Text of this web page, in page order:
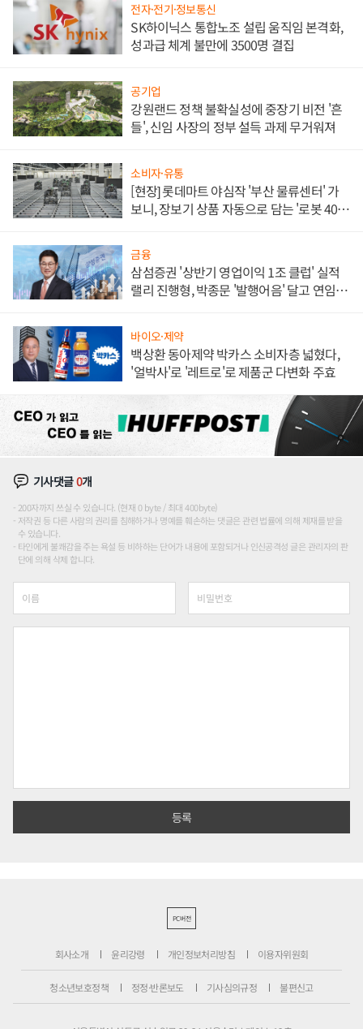
전자·전기·정보통신
SK하이닉스 통합노조 설립 움직임 본격화,
성과급 체계 불만에 3500명 결집
공기업
강원랜드 정책 불확실성에 중장기 비전 '흔
들', 신임 사장의 정부 설득 과제 무거워져
소비자·유통
[현장] 롯데마트 야심작 '부산 물류센터' 가
보니, 장보기 상품 자동으로 담는 '로봇 400
금융
삼섬증권 '상반기 영업이익 1조 클럽' 실적
랠리 진행형, 박종문 '발행어음' 달고 연임 향
바이오·제약
백상환 동아제약 박카스 소비자층 넓혔다,
'얼박사'로 '레트로'로 제품군 다변화 주효
기사댓글0개
200자까지 쓰실 수 있습니다. (현재 0 byte / 최대 400byte)
저작권 등 다른 사람의 권리를 침해하거나 명예를 훼손하는 댓글은 관련 법률에 의해 제재를 받을
수 있습니다.
타인에게 불쾌감을 주는 욕설 등 비하하는 단어가 내용에 포함되거나 인신공격성 글은 관리자의 판
단에 의해 삭제 합니다.
PC버전
회사소개 윤리강령 개인정보처리방침 이용자위원회
청소년보호정책 정정·반론보도 기사심의규정 불편신고